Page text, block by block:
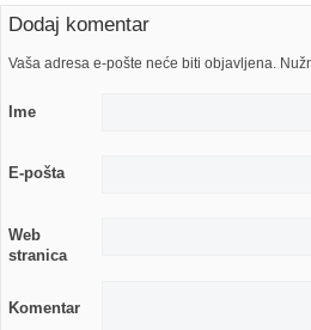
Dodaj komentar
Vaša adresa e-pošte neće biti objavljena.
Ime
E-pošta
Web
stranica
Komentar